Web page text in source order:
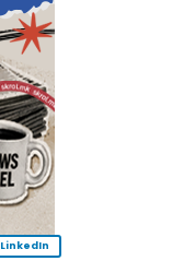
LinkedIn